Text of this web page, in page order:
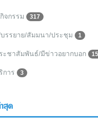
จกรรม 317
รรยาย/สัมมนา/ประชุม 1
ะชาสัมพันธ์/มีข่าวอยากบอก 15
การ 3
สุด